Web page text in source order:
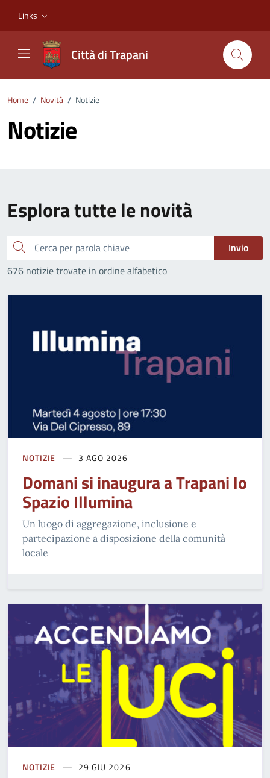
Links
Città di Trapani
Home / Novità / Notizie
Notizie
Esplora tutte le novità
Cerca
Invio
676 notizie trovate in ordine alfabetico
NOTIZIE 3 AGO 2026
Domani si inaugura a Trapani lo
Spazio Illumina
Un luogo di aggregazione, inclusione e
partecipazione a disposizione della comunità
locale
NOTIZIE 29 GIU 2026